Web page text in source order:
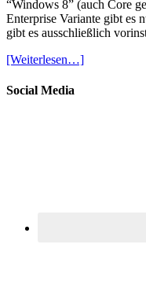
“Windows 8” (auch Core
Enterprise Variante gibt es
gibt es ausschließlich
[Weiterlesen…]
Social Media